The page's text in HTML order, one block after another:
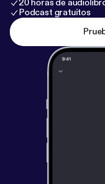
20 horas de
Podcast gratuitos